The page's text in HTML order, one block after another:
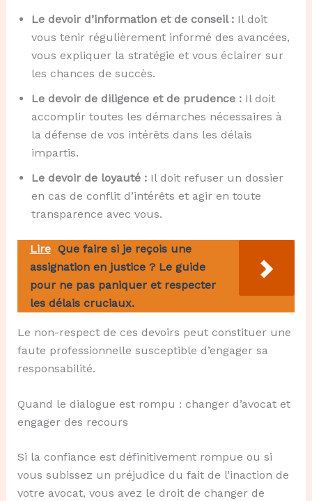
Le devoir d’information et de conseil :Il doit
vous tenir régulièrement informé des avancées,
vous expliquer la stratégie et vous éclairer sur
les chances de succès.
Le devoir de diligence et de prudence :Il doit
accomplir toutes les démarches nécessaires à
la défense de vos intérêts dans les délais
impartis.
Le devoir de loyauté :Il doit refuser un dossier
en cas de conflit d’intérêts et agir en toute
transparence avec vous.
Lire Que faire si je reçois une
assignation en justice ? Le guide
pour ne pas paniquer et respecter
les délais cruciaux.
Le non-respect de ces devoirs peut constituer une
faute professionnelle susceptible d’engager sa
responsabilité.
Quand le dialogue est rompu : changer d’avocat et
engager des recours
Si la confiance est définitivement rompue ou si
vous subissez un préjudice du fait de l’inaction de
votre avocat, vous avez le droit de changer de